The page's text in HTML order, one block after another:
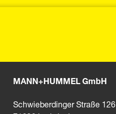
MANN+HUMMEL GmbH
Schwieberdinger Straße 126